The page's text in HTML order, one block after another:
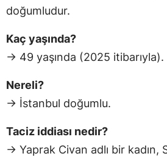
doğumludur.
Kaç yaşında?
→ 49 yaşında (2025 itibarıyla).
Nereli?
→ İstanbul doğumlu.
Taciz iddiası nedir?
→ Yaprak Civan adlı bir kadın,